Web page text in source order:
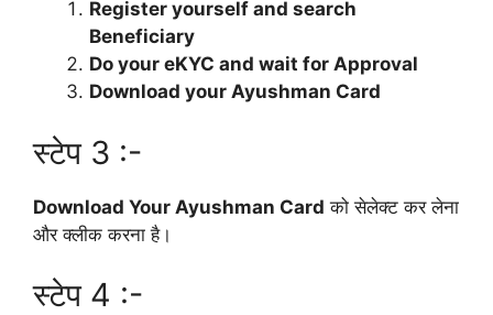
Register yourself and search
Beneficiary
Do your eKYC and wait for Approval
Download your Ayushman Card
स्टेप 3 :-
Download Your Ayushman Card को सेलेक्ट कर लेना
और क्लीक करना है।
स्टेप 4 :-